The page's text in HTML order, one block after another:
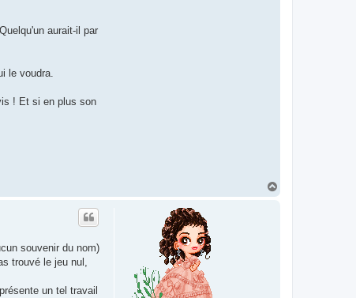
aurait-il par
le voudra.
! Et si en plus son
souvenir du nom)
trouvé le jeu nul,
un tel travail